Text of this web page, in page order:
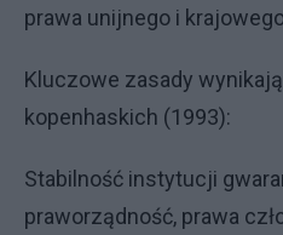
prawa unijnego i
Kluczowe zasady
kopenhaskich (1993):
Stabilność instytucji
praworządność, prawa